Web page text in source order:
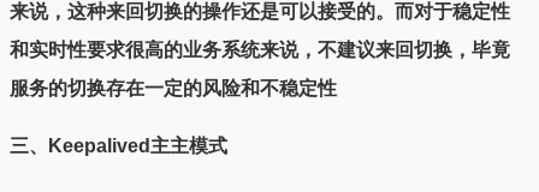
来说，这种来回切换的操作还是可以接受的。而对于稳定性
和实时性要求很高的业务系统来说，不建议来回切换，毕竟
服务的切换存在一定的风险和不稳定性
三、Keepalived主主模式